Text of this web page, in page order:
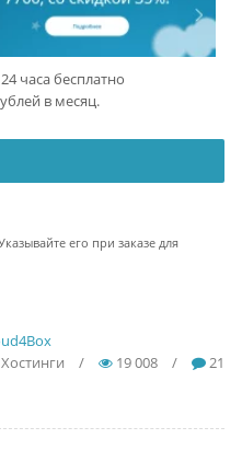
часа бесплатно
в месяц.
его при заказе для
Хостинги
/ 19 008 / 21